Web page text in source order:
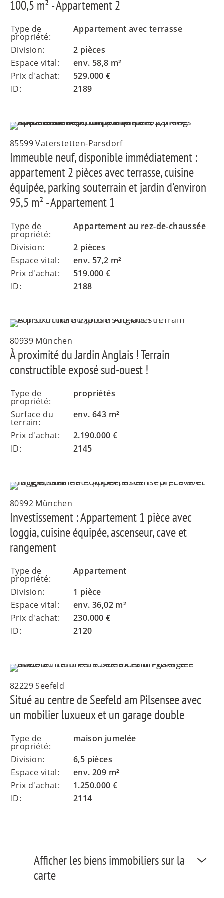
100,5 m² - Appartement 2
Type de
propriété:
Appartement avec terrasse
Division:
2 pièces
Espace vital:
env. 58,8 m²
Prix d'achat:
529.000 €
ID:
2189
85599 Vaterstetten-Parsdorf
Immeuble neuf, disponible immédiatement :
appartement 2 pièces avec terrasse, cuisine
équipée, parking souterrain et jardin d'environ
95,5 m² - Appartement 1
Type de
propriété:
Appartement au rez-de-chaussée
Division:
2 pièces
Espace vital:
env. 57,2 m²
Prix d'achat:
519.000 €
ID:
2188
80939 München
À proximité du Jardin Anglais ! Terrain
constructible exposé sud-ouest !
Type de
propriété:
propriétés
Surface du
terrain:
env. 643 m²
Prix d'achat:
2.190.000 €
ID:
2145
80992 München
Investissement : Appartement 1 pièce avec
loggia, cuisine équipée, ascenseur, cave et
rangement
Type de
propriété:
Appartement
Division:
1 pièce
Espace vital:
env. 36,02 m²
Prix d'achat:
230.000 €
ID:
2120
82229 Seefeld
Situé au centre de Seefeld am Pilsensee avec
un mobilier luxueux et un garage double
Type de
propriété:
maison jumelée
Division:
6,5 pièces
Espace vital:
env. 209 m²
Prix d'achat:
1.250.000 €
ID:
2114
Afficher les biens immobiliers sur la
carte